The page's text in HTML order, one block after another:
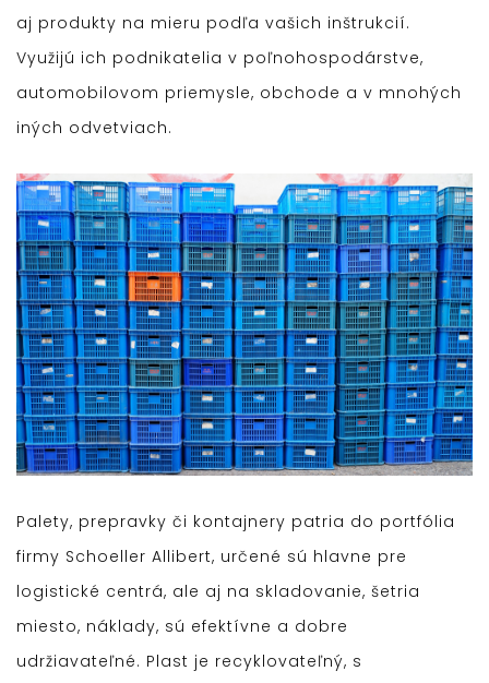
aj produkty na mieru podľa vašich inštrukcií.
Využijú ich podnikatelia v poľnohospodárstve,
automobilovom priemysle, obchode a v mnohých
iných odvetviach.
Palety, prepravky či kontajnery patria do portfólia
firmy Schoeller Allibert, určené sú hlavne pre
logistické centrá, ale aj na skladovanie, šetria
miesto, náklady, sú efektívne a dobre
udržiavateľné. Plast je recyklovateľný, s